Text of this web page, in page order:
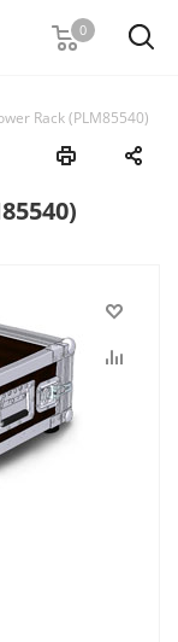
0
Rack (PLM85540)